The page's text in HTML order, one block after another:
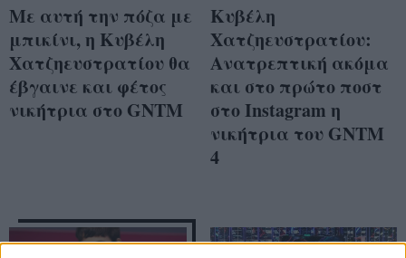
Με αυτή την πόζα με
μπικίνι, η Κυβέλη
Χατζηευστρατίου θα
έβγαινε και φέτος
νικήτρια στο GNTM
Κυβέλη
Χατζηευστρατίου:
Ανατρεπτική ακόμα
και στο πρώτο ποστ
στο Instagram η
νικήτρια του GNTM
4